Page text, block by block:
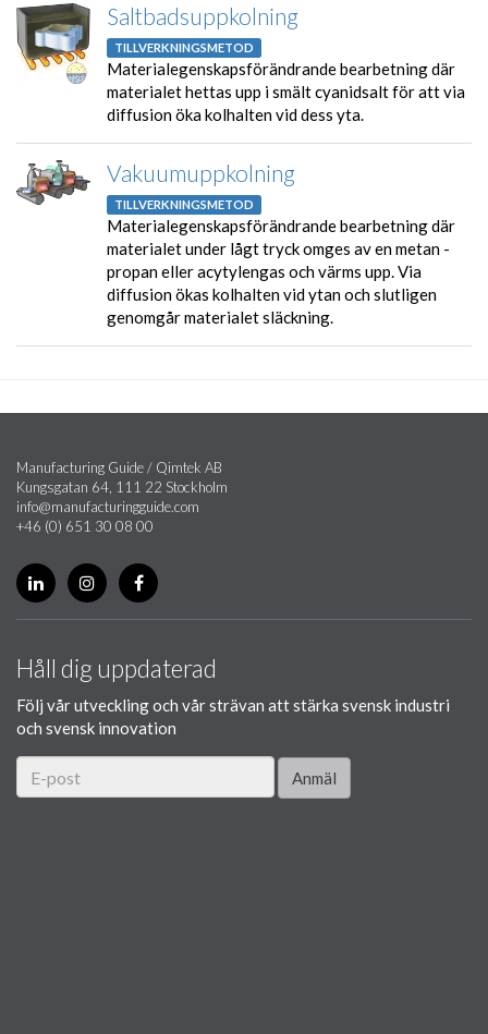
Saltbadsuppkolning
TILLVERKNINGSMETOD
Materialegenskapsförändrande bearbetning där
materialet hettas upp i smält cyanidsalt för att via
diffusion öka kolhalten vid dess yta.
Vakuumuppkolning
TILLVERKNINGSMETOD
Materialegenskapsförändrande bearbetning där
materialet under lågt tryck omges av en metan -
propan eller acytylengas och värms upp. Via
diffusion ökas kolhalten vid ytan och slutligen
genomgår materialet släckning.
Manufacturing Guide / Qimtek AB
Kungsgatan 64, 111 22 Stockholm
info@manufacturingguide.com
+46 (0) 651 30 08 00
Håll dig uppdaterad
Följ vår utveckling och vår strävan att stärka svensk industri
och svensk innovation
Anmäl